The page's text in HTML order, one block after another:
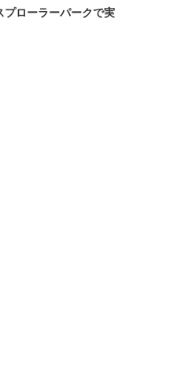
プローラーパークで実